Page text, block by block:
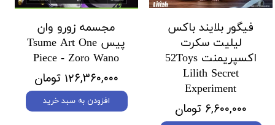
فیگور بلایند باکس
لیلیت سکرت
اکسپریمنت 52Toys
Lilith Secret
Experiment
۶,۶۰۰,۰۰۰ تومان
مجسمه زورو وان
پیس Tsume Art One
Piece - Zoro Wano
۱۲۶,۳۶۰,۰۰۰ تومان
افزودن به سبد خرید